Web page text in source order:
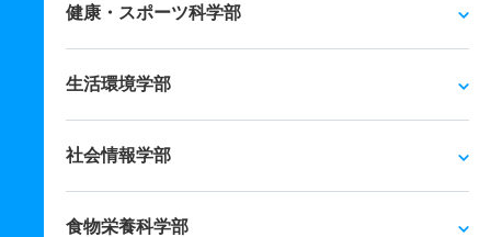
健康・スポーツ科学部
生活環境学部
社会情報学部
食物栄養科学部